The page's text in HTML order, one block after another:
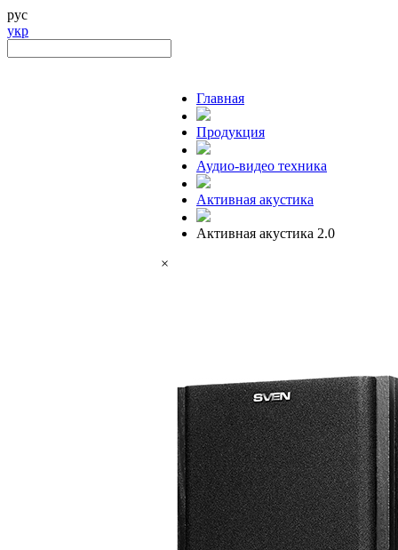
рус
укр
Главная
Продукция
Аудио-видео техника
Активная акустика
Активная акустика 2.0
×